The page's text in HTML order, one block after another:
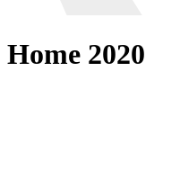
Home 2020